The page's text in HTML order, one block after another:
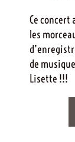
Ce concert
les
de
Lisette !!!